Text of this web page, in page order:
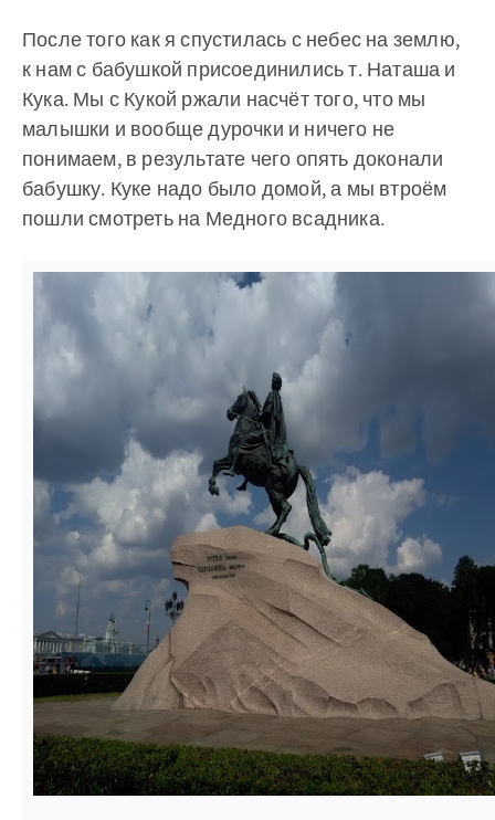
После того как я спустилась с небес на землю,
к нам с бабушкой присоединились т. Наташа и
Кука. Мы с Кукой ржали насчёт того, что мы
малышки и вообще дурочки и ничего не
понимаем, в результате чего опять доконали
бабушку. Куке надо было домой, а мы втроём
пошли смотреть на Медного всадника.